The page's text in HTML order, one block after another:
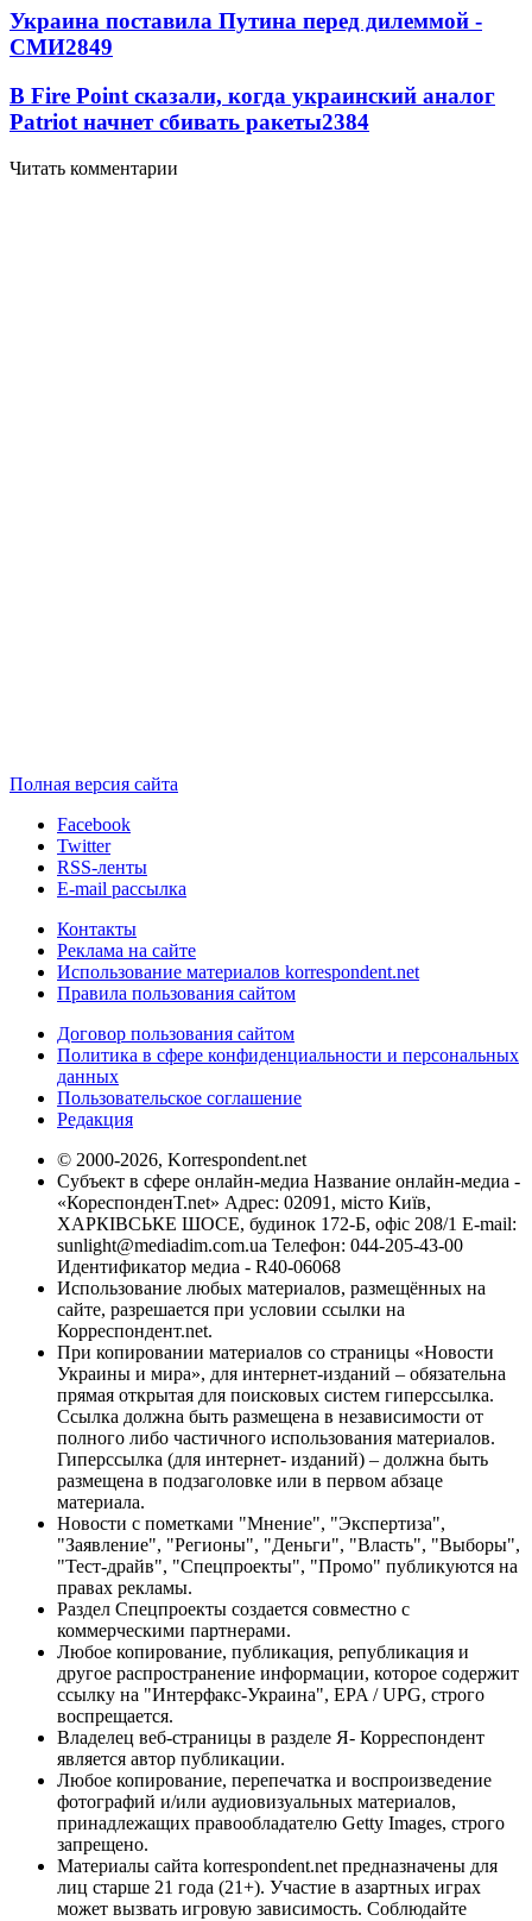
Украина поставила Путина перед дилеммой -
СМИ2849
В Fire Point сказали, когда украинский аналог
Patriot начнет сбивать ракеты2384
Читать комментарии
Полная версия сайта
Facebook
Twitter
RSS-ленты
E-mail рассылка
Контакты
Реклама на сайте
Использование материалов korrespondent.net
Правила пользования сайтом
Договор пользования сайтом
Политика в сфере конфиденциальности и персональных
данных
Пользовательское соглашение
Редакция
© 2000-2026, Korrespondent.net
Субъект в сфере онлайн-медиа Название онлайн-медиа -
«КореспонденТ.net» Адрес: 02091, місто Київ,
ХАРКІВСЬКЕ ШОСЕ, будинок 172-Б, офіс 208/1 E-mail:
sunlight@mediadim.com.ua Телефон: 044-205-43-00
Идентификатор медиа - R40-06068
Использование любых материалов, размещённых на
сайте, разрешается при условии ссылки на
Корреспондент.net.
При копировании материалов со страницы «Новости
Украины и мира», для интернет-изданий – обязательна
прямая открытая для поисковых систем гиперссылка.
Ссылка должна быть размещена в независимости от
полного либо частичного использования материалов.
Гиперссылка (для интернет- изданий) – должна быть
размещена в подзаголовке или в первом абзаце
материала.
Новости с пометками "Мнение", "Экспертиза",
"Заявление", "Регионы", "Деньги", "Власть", "Выборы",
"Тест-драйв", "Спецпроекты", "Промо" публикуются на
правах рекламы.
Раздел Спецпроекты создается совместно с
коммерческими партнерами.
Любое копирование, публикация, републикация и
другое распространение информации, которое содержит
ссылку на "Интерфакс-Украина", EPA / UPG, строго
воспрещается.
Владелец веб-страницы в разделе Я- Корреспондент
является автор публикации.
Любое копирование, перепечатка и воспроизведение
фотографий и/или аудиовизуальных материалов,
принадлежащих правообладателю Getty Images, строго
запрещено.
Материалы сайта korrespondent.net предназначены для
лиц старше 21 года (21+). Участие в азартных играх
может вызвать игровую зависимость. Соблюдайте